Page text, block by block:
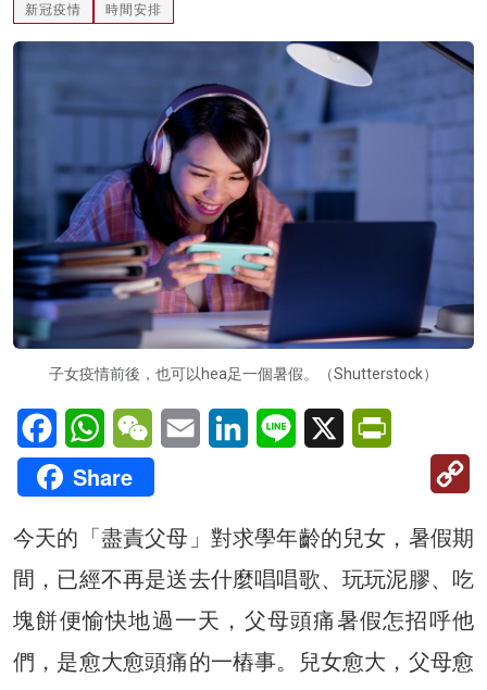
關於我們
新冠疫情
時間安排
子女疫情前後，也可以hea足一個暑假。（Shutterstock）
FacebookWhatsAppWeChatEmail LinkedInLine X
Share
今天的「盡責父母」對求學年齡的兒女，暑假期
間，已經不再是送去什麼唱唱歌、玩玩泥膠、吃
塊餅便愉快地過一天，父母頭痛暑假怎招呼他
們，是愈大愈頭痛的一樁事。兒女愈大，父母愈